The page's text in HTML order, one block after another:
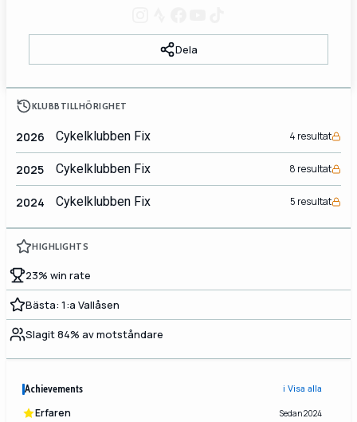
Dela
KLUBBTILLHÖRIGHET
2026 Cykelklubben Fix 4 resultat
2025 Cykelklubben Fix 8 resultat
2024 Cykelklubben Fix 5 resultat
HIGHLIGHTS
23% win rate
Bästa: 1:a Vallåsen
Slagit 84% av motståndare
Achievements ℹ️ Visa alla
Erfaren Sedan 2024